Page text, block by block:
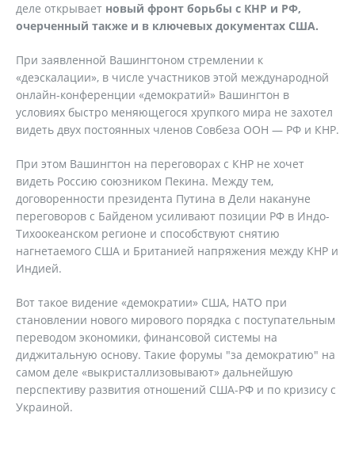
деле открывает новый фронт борьбы с КНР и РФ,
очерченный также и в ключевых документах США.
При заявленной Вашингтоном стремлении к
«деэскалации», в числе участников этой международной
онлайн-конференции «демократий» Вашингтон в
условиях быстро меняющегося хрупкого мира не захотел
видеть двух постоянных членов Совбеза ООН — РФ и КНР.
При этом Вашингтон на переговорах с КНР не хочет
видеть Россию союзником Пекина. Между тем,
договоренности президента Путина в Дели накануне
переговоров с Байденом усиливают позиции РФ в Индо-
Тихоокеанском регионе и способствуют снятию
нагнетаемого США и Британией напряжения между КНР и
Индией.
Вот такое видение «демократии» США, НАТО при
становлении нового мирового порядка с поступательным
переводом экономики, финансовой системы на
диджитальную основу. Такие форумы "за демократию" на
самом деле «выкристаллизовывают» дальнейшую
перспективу развития отношений США-РФ и по кризису с
Украиной.